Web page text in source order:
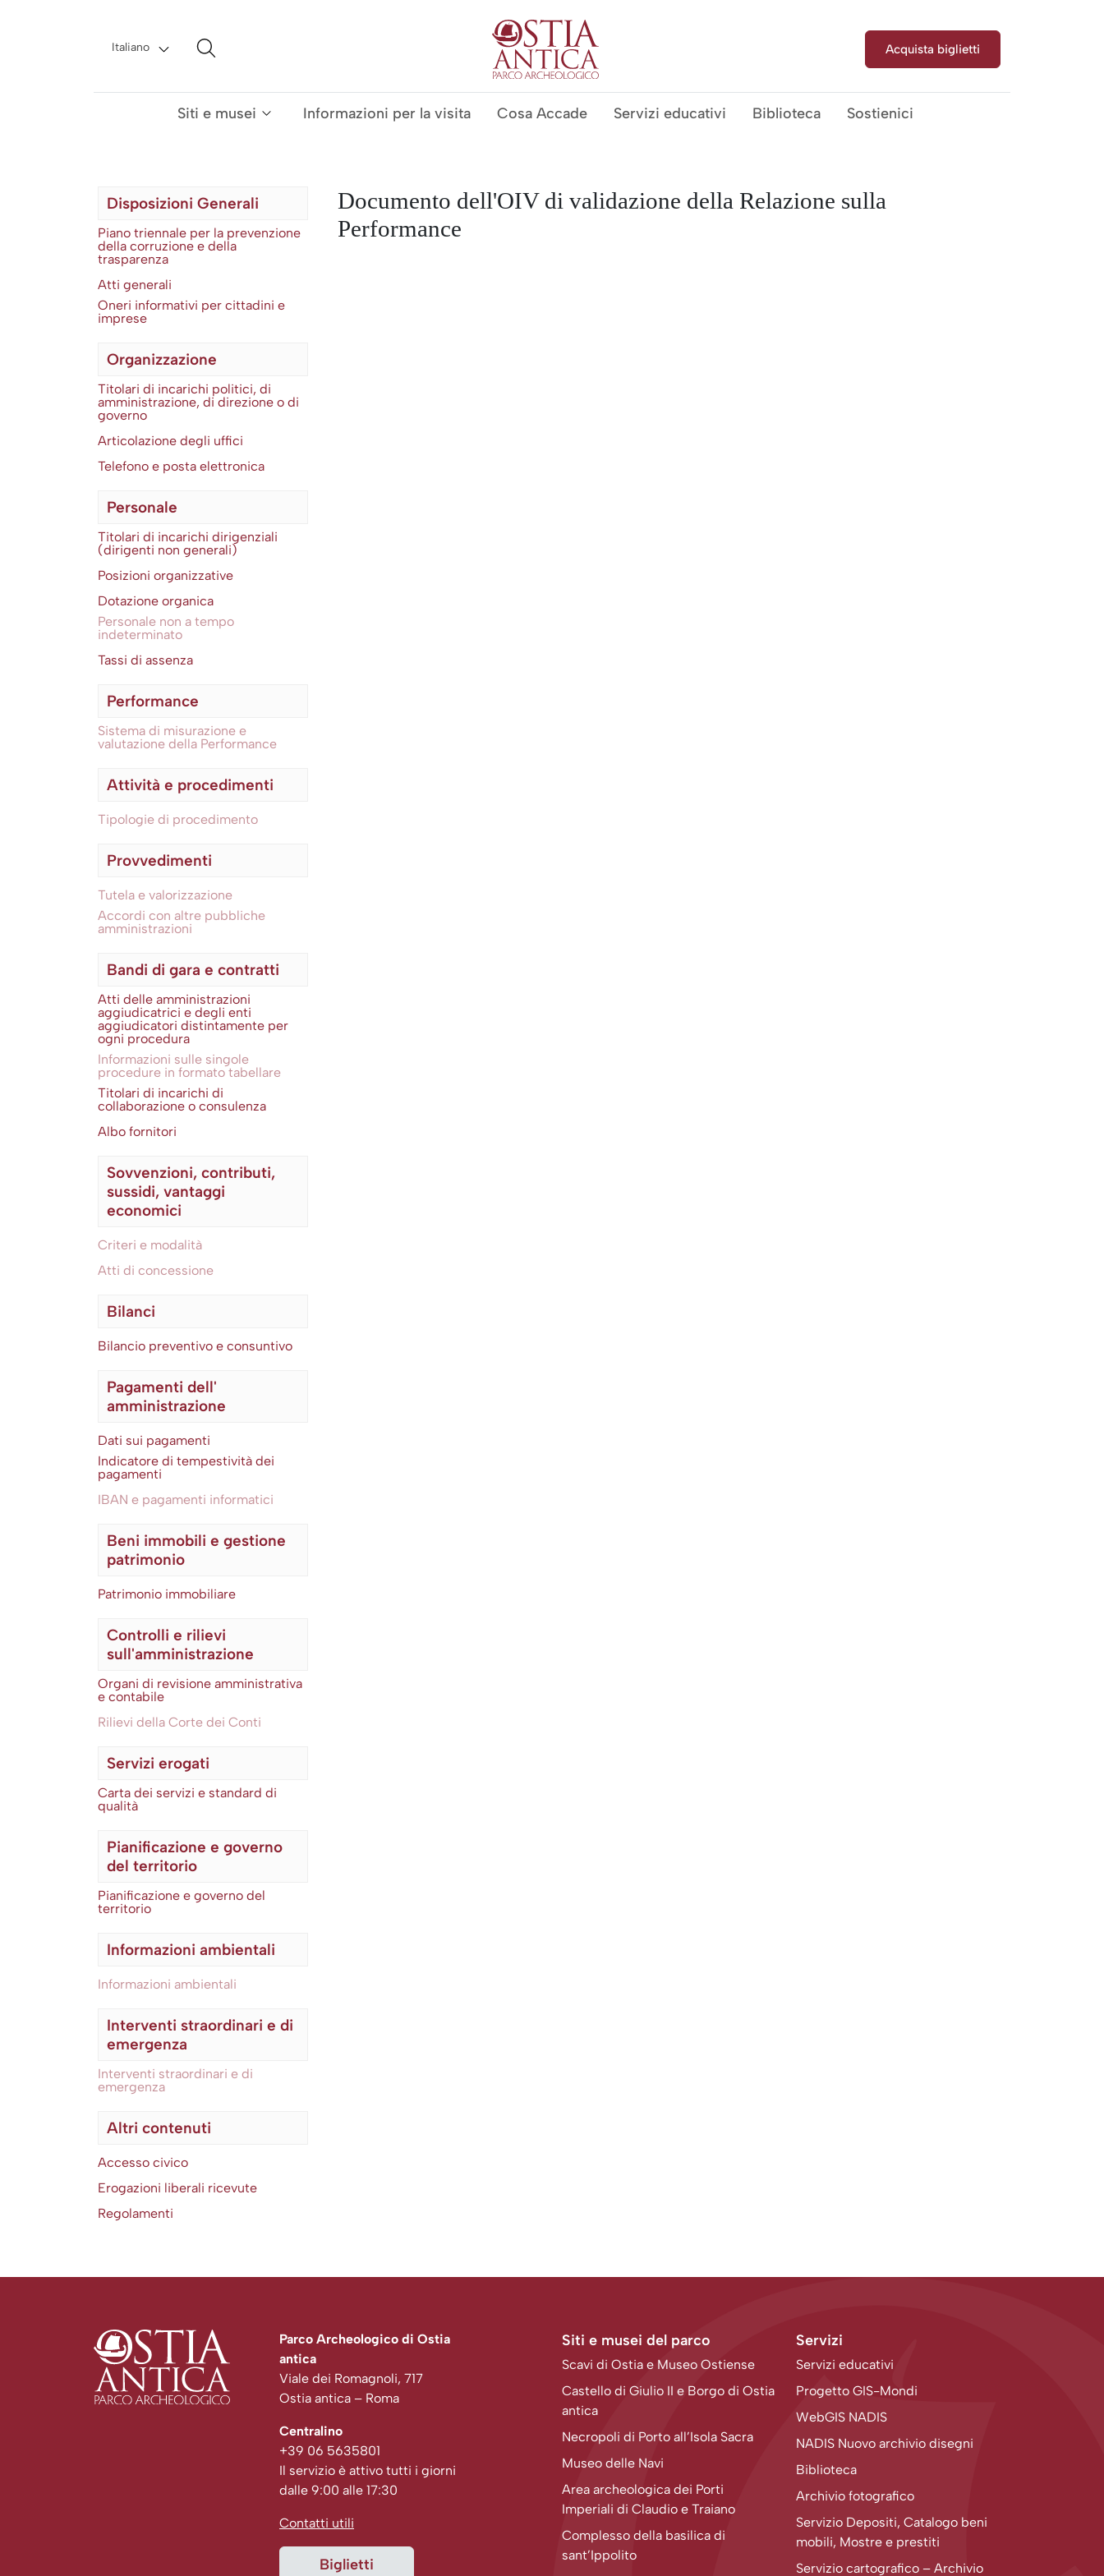
Italiano
Ostia Antica Parco Archeologico
Acquista biglietti
Siti e musei Informazioni per la visita Cosa Accade Servizi educativi Biblioteca Sostienici
Disposizioni Generali
Piano triennale per la prevenzione
della corruzione e della
trasparenza
Atti generali
Oneri informativi per cittadini e
imprese
Organizzazione
Titolari di incarichi politici, di
amministrazione, di direzione o di
governo
Articolazione degli uffici
Telefono e posta elettronica
Personale
Titolari di incarichi dirigenziali
(dirigenti non generali)
Posizioni organizzative
Dotazione organica
Personale non a tempo
indeterminato
Tassi di assenza
Performance
Sistema di misurazione e
valutazione della Performance
Attività e procedimenti
Tipologie di procedimento
Provvedimenti
Tutela e valorizzazione
Accordi con altre pubbliche
amministrazioni
Bandi di gara e contratti
Atti delle amministrazioni
aggiudicatrici e degli enti
aggiudicatori distintamente per
ogni procedura
Informazioni sulle singole
procedure in formato tabellare
Titolari di incarichi di
collaborazione o consulenza
Albo fornitori
Sovvenzioni, contributi,
sussidi, vantaggi
economici
Criteri e modalità
Atti di concessione
Bilanci
Bilancio preventivo e consuntivo
Pagamenti dell'
amministrazione
Dati sui pagamenti
Indicatore di tempestività dei
pagamenti
IBAN e pagamenti informatici
Beni immobili e gestione
patrimonio
Patrimonio immobiliare
Controlli e rilievi
sull'amministrazione
Organi di revisione amministrativa
e contabile
Rilievi della Corte dei Conti
Servizi erogati
Carta dei servizi e standard di
qualità
Pianificazione e governo
del territorio
Pianificazione e governo del
territorio
Informazioni ambientali
Informazioni ambientali
Interventi straordinari e di
emergenza
Interventi straordinari e di
emergenza
Altri contenuti
Accesso civico
Erogazioni liberali ricevute
Regolamenti
Documento dell'OIV di validazione della Relazione sulla
Performance
Parco Archeologico di Ostia
antica
Viale dei Romagnoli, 717
Ostia antica – Roma
Centralino
+39 06 5635801
Il servizio è attivo tutti i giorni
dalle 9:00 alle 17:30
Contatti utili
Biglietti
Siti e musei del parco
Scavi di Ostia e Museo Ostiense
Castello di Giulio II e Borgo di Ostia
antica
Necropoli di Porto all’Isola Sacra
Museo delle Navi
Area archeologica dei Porti
Imperiali di Claudio e Traiano
Complesso della basilica di
sant’Ippolito
Servizi
Servizi educativi
Progetto GIS-Mondi
WebGIS NADIS
NADIS Nuovo archivio disegni
Biblioteca
Archivio fotografico
Servizio Depositi, Catalogo beni
mobili, Mostre e prestiti
Servizio cartografico – Archivio